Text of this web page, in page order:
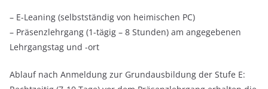
– E-Leaning (selbstständig von heimischen PC)
– Präsenzlehrgang (1-tägig – 8 Stunden) am angegebenen
Lehrgangstag und -ort
Ablauf nach Anmeldung zur Grundausbildung der Stufe E: